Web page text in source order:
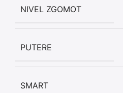
NIVEL ZGOMOT
PUTERE
SMART